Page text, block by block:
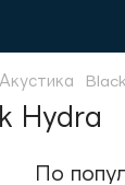
Акустика
Hydra
По